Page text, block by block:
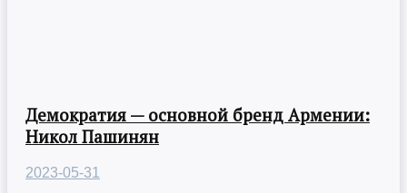
Демократия — основной бренд Армении:
Никол Пашинян
2023-05-31